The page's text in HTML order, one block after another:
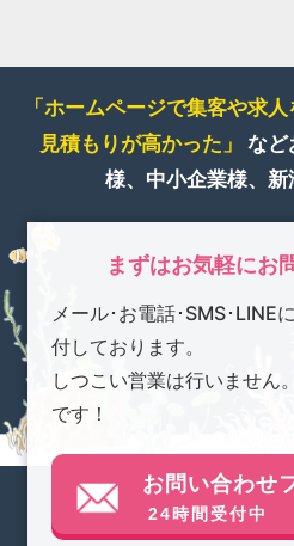
「ホームページで集客や求人
見積もりが高かった」 など
様、中小企業様、新
まずはお気軽にお
メール･お電話･SMS･LINE
付しております。
しつこい営業は行いません
です！
お問い合わせ
24時間受付中